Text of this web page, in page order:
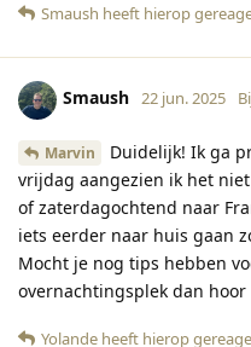
Smaush heeft hierop
Smaush 22 jun. 2025
Marvin
Duidelijk! Ik ga
vrijdag aangezien ik het
of zaterdagochtend naar
iets eerder naar huis gaan
Mocht je nog tips hebben
overnachtingsplek dan
Yolande heeft hierop